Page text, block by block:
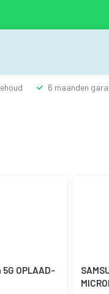
6 maanden
5G OPLAAD-